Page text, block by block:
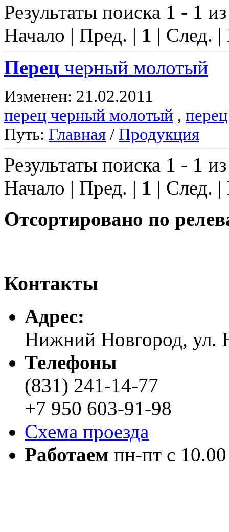
Результаты поиска 1 - 1
Начало | Пред. | 1 | След.
Перец черный молотый
Изменен: 21.02.2011
перец черный молотый , перец
Путь: Главная / Продукция
Результаты поиска 1 - 1
Начало | Пред. | 1 | След.
Отсортировано по
Контакты
Адреc:
Нижний Новгород, ул.
Телефоны
(831) 241-14-77
+7 950 603-91-98
Схема проезда
Работаем пн-пт с